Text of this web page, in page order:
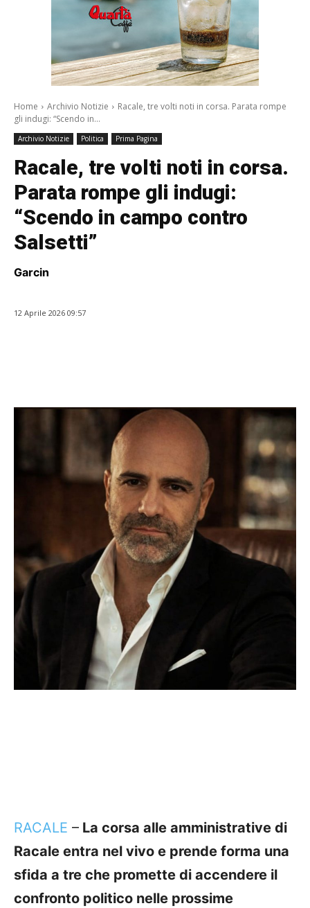
Home
Archivio Notizie
Racale, tre volti noti in corsa. Parata rompe
gli indugi: “Scendo in...
Archivio Notizie Politica Prima Pagina
Racale, tre volti noti in corsa.
Parata rompe gli indugi:
“Scendo in campo contro
Salsetti”
Garcin
12 Aprile 2026 09:57
RACALE – La corsa alle amministrative di
Racale entra nel vivo e prende forma una
sfida a tre che promette di accendere il
confronto politico nelle prossime